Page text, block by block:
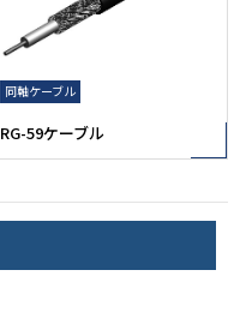
同軸ケーブル
RG-59ケーブル